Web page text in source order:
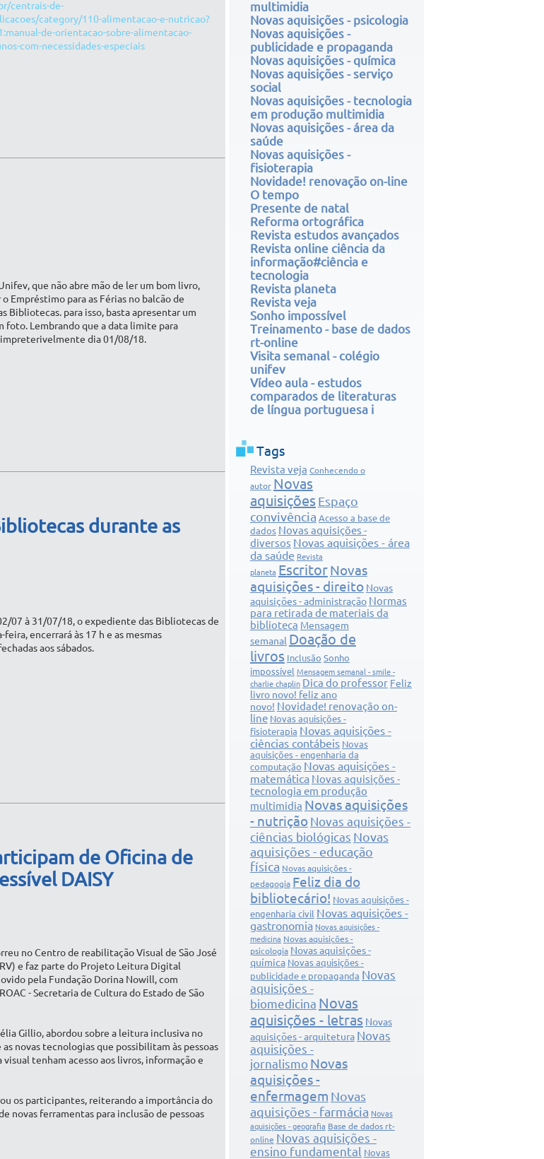
centrais-de-
category/110-alimentacao-e-nutricao?
de-orientacao-sobre-alimentacao-
com-necessidades-especiais
que não abre mão de ler um bom livro,
Empréstimo para as Férias no balcão de
Bibliotecas. para isso, basta apresentar um
foto. Lembrando que a data limite para
impreterivelmente dia 01/08/18.
durante as
07 à 31/07/18, o expediente das Bibliotecas de
feira, encerrará às 17 h e as mesmas
aos sábados.
de Oficina de
DAISY
no Centro de reabilitação Visual de São José
e faz parte do Projeto Leitura Digital
pela Fundação Dorina Nowill, com
- Secretaria de Cultura do Estado de São
Gillio, abordou sobre a leitura inclusiva no
novas tecnologias que possibilitam às pessoas
tenham acesso aos livros, informação e
os participantes, reiterando a importância do
novas ferramentas para inclusão de pessoas
multimidia
Novas aquisições - psicologia
Novas aquisições -
publicidade e propaganda
Novas aquisições - química
Novas aquisições - serviço
social
Novas aquisições - tecnologia
em produção multimidia
Novas aquisições - área da
saúde
Novas aquisições -
fisioterapia
Novidade! renovação on-line
O tempo
Presente de natal
Reforma ortográfica
Revista estudos avançados
Revista online ciência da
informação#ciência e
tecnologia
Revista planeta
Revista veja
Sonho impossível
Treinamento - base de dados
rt-online
Visita semanal - colégio
unifev
Vídeo aula - estudos
comparados de literaturas
de língua portuguesa i
Tags
Revista veja Conhecendo o
autor Novas
aquisições Espaço
convivência Acesso a base de
dados Novas aquisições -
diversos Novas aquisições - área
da saúde Revista
planeta EscritorNovas
aquisições - direito Novas
aquisições - administração Normas
para retirada de materiais da
biblioteca Mensagem
semanal Doação de
livros Inclusão Sonho
impossível Mensagem semanal - smile -
charlie chaplin Dica do professor Feliz
livro novo! feliz ano
novo! Novidade! renovação on-
line Novas aquisições -
fisioterapia Novas aquisições -
ciências contábeis Novas
aquisições - engenharia da
computação Novas aquisições -
matemática Novas aquisições -
tecnologia em produção
multimidia Novas aquisições
- nutrição Novas aquisições -
ciências biológicas Novas
aquisições - educação
física Novas aquisições -
pedagogia Feliz dia do
bibliotecário! Novas aquisições -
engenharia civil Novas aquisições -
gastronomia Novas aquisições -
medicina Novas aquisições -
psicologia Novas aquisições -
química Novas aquisições -
publicidade e propaganda Novas
aquisições -
biomedicina Novas
aquisições - letras Novas
aquisições - arquitetura Novas
aquisições -
jornalismo Novas
aquisições -
enfermagem Novas
aquisições - farmácia Novas
aquisições - geografia Base de dados rt-
online Novas aquisições -
ensino fundamental Novas